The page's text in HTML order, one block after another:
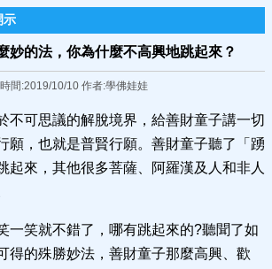
示
妙的法，你為什麼不高興地跳起來？
時間:2019/10/10 作者:學佛娃娃
不可思議的解脫境界，給善財童子講一切
願，也就是普賢行願。善財童子聽了「踴
起來，其他很多菩薩、阿羅漢及人和非人
一笑就不錯了，哪有跳起來的?聽聞了如
得的殊勝妙法，善財童子那麼高興、歡